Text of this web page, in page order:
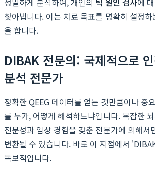
찾아냅니다. 이는 치료 목표를 명확히 설정
을 합니다.
DIBAK 전문의: 국제적으로
분석 전문가
정확한 QEEG 데이터를 얻는 것만큼이나 중
를 누가, 어떻게 해석하느냐입니다. 복잡한
전문성과 임상 경험을 갖춘 전문가에 의해서
변환될 수 있습니다. 바로 이 지점에서
독보적입니다.